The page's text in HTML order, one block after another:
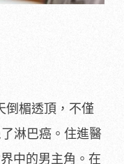
倒楣透頂，不僅
淋巴癌。 住進醫
中的男主角。在